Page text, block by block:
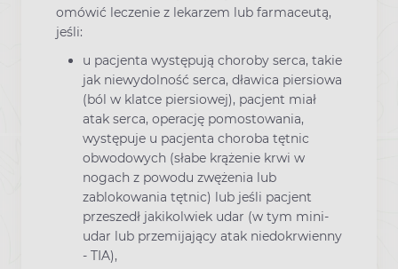
omówić leczenie z lekarzem lub farmaceutą,
jeśli:
u pacjenta występują choroby serca, takie
jak niewydolność serca, dławica piersiowa
(ból w klatce piersiowej), pacjent miał
atak serca, operację pomostowania,
występuje u pacjenta choroba tętnic
obwodowych (słabe krążenie krwi w
nogach z powodu zwężenia lub
zablokowania tętnic) lub jeśli pacjent
przeszedł jakikolwiek udar (w tym mini-
udar lub przemijający atak niedokrwienny
- TIA),